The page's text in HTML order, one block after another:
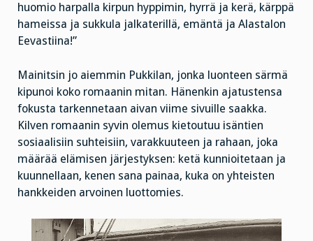
huomio harpalla kirpun hyppimin, hyrrä ja kerä, kärppä
hameissa ja sukkula jalkaterillä, emäntä ja Alastalon
Eevastiina!”
Mainitsin jo aiemmin Pukkilan, jonka luonteen särmä
kipunoi koko romaanin mitan. Hänenkin ajatustensa
fokusta tarkennetaan aivan viime sivuille saakka.
Kilven romaanin syvin olemus kietoutuu isäntien
sosiaalisiin suhteisiin, varakkuuteen ja rahaan, joka
määrää elämisen järjestyksen: ketä kunnioitetaan ja
kuunnellaan, kenen sana painaa, kuka on yhteisten
hankkeiden arvoinen luottomies.